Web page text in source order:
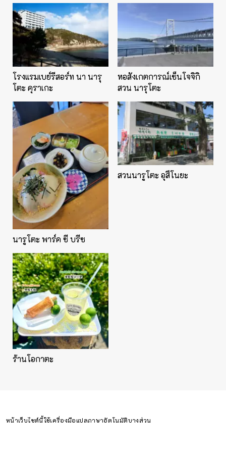
โรงแรมเบย์รีสอร์ท นา นารุ
โตะ คุราเกะ
หอสังเกตการณ์เซ็นโจจิกิ
สวน นารุโตะ
นารูโตะ พาร์ค ซี บรีซ
สวนนารูโตะ อุสึโนยะ
ร้านโอกาตะ
หน้าเว็บไซต์นี้ใช้เครื่องมือแปลภาษาอัตโนมัติบางส่วน